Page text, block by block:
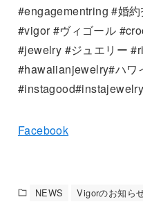
#engagementring #婚
#vigor #ヴィゴール
#jewelry #ジュエリー
#hawaiianjewelry#ハワ
Facebook
NEWS Vigorのお知ら